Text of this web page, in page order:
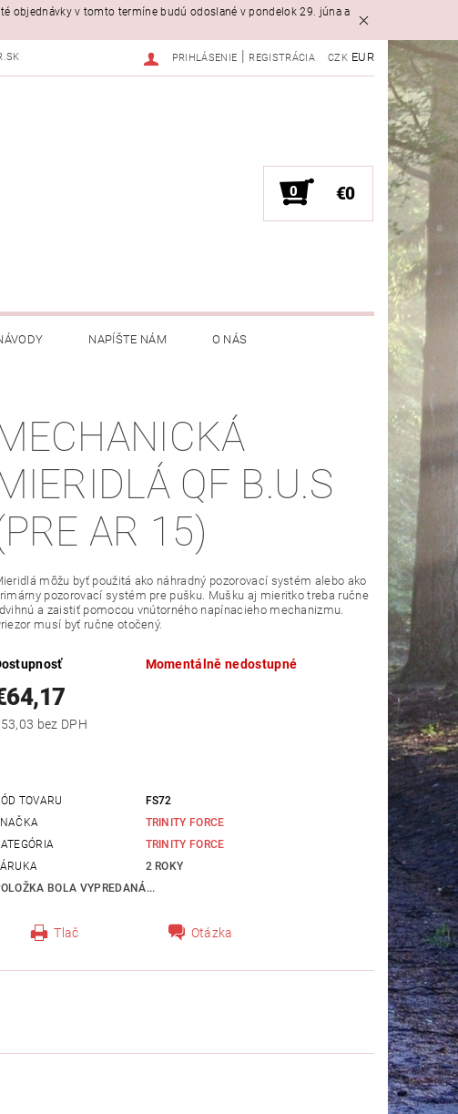
objednávky v tomto termíne budú odoslané v pondelok 29. júna a
CZK EUR
PRIHLÁSENIE REGISTRÁCIA
0 €0
NAPÍŠTE NÁM O NÁS
QF B.U.S
AR 15)
môžu byť použitá ako náhradný pozorovací systém alebo ako
pozorovací systém pre pušku. Mušku aj mieritko treba ručne
a zaistiť pomocou vnútorného napínacieho mechanizmu.
musí byť ručne otočený.
Momentálně nedostupné
€53,03 bez DPH
TOVARU
FS72
TRINITY FORCE
TRINITY FORCE
2 ROKY
BOLA VYPREDANÁ...
Tlač Otázka